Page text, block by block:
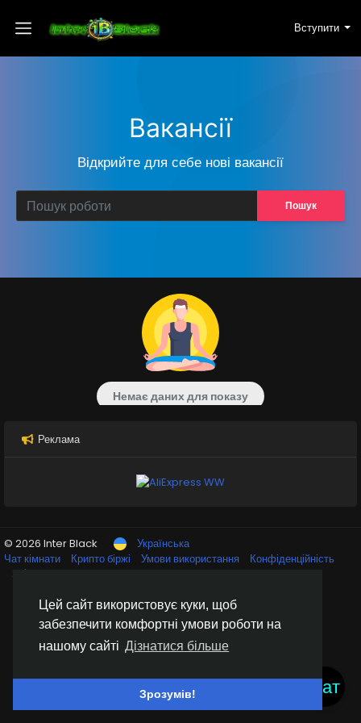
Цей сайт використовує куки, щоб
забезпечити комфортні умови роботи на
нашому сайті Дізнатися більше
Зрозумів!
Вступити
Вакансії
Відкрийте для себе нові вакансії
Пошук
Немає даних для показу
Реклама
Чат
© 2026 Inter Black
Українська
Чат кімнати
Крипто біржі Умови використання
Конфіденційність
Зв'яжіться з нами